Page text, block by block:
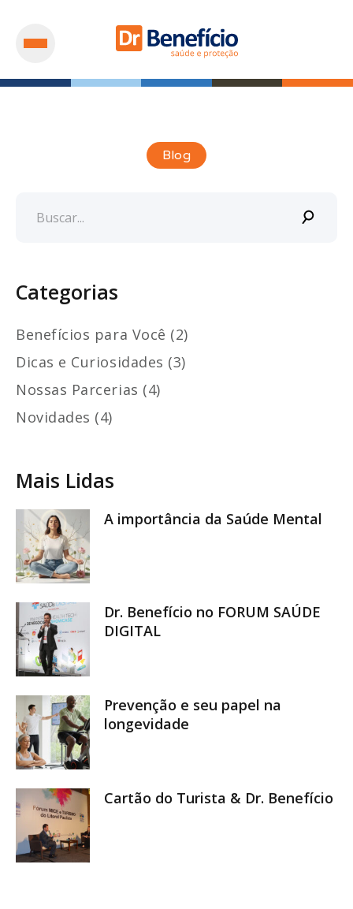
Blog
Categorias
Benefícios para Você (2)
Dicas e Curiosidades (3)
Nossas Parcerias (4)
Novidades (4)
Mais Lidas
A importância da Saúde Mental
Dr. Benefício no FORUM SAÚDE
DIGITAL
Prevenção e seu papel na
longevidade
Cartão do Turista & Dr. Benefício